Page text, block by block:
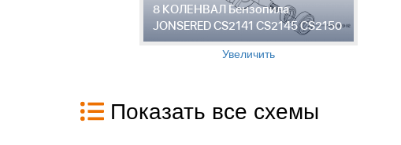
8 КОЛЕНВАЛ Бензопила
JONSERED CS2141 CS2145 CS2150
Увеличить
Показать все схемы